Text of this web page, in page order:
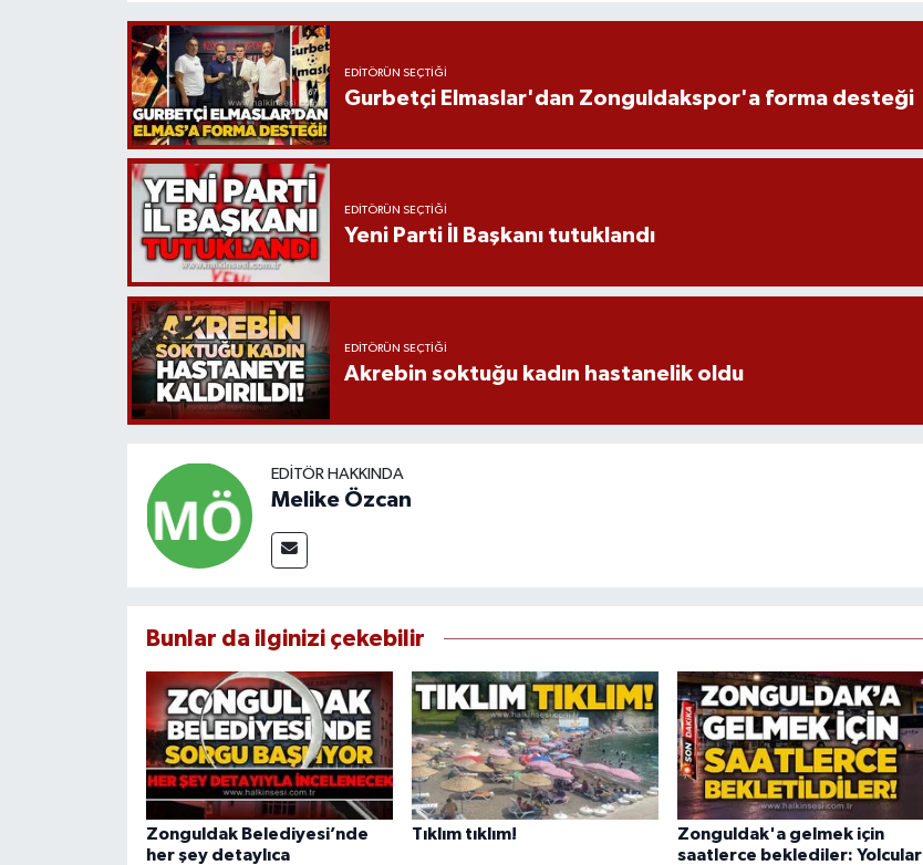
EDITÖRÜN SEÇTIĞI
Gurbetçi Elmaslar'dan Zonguldakspor'a forma desteği
EDITÖRÜN SEÇTIĞI
Yeni Parti İl Başkanı tutuklandı
EDITÖRÜN SEÇTIĞI
Akrebin soktuğu kadın hastanelik oldu
EDITÖR HAKKINDA
Melike Özcan
Bunlar da ilginizi çekebilir
Zonguldak Belediyesi’nde
her şey detaylıca
Tıklım tıklım!
Zonguldak'a gelmek için
saatlerce beklediler: Yolcular